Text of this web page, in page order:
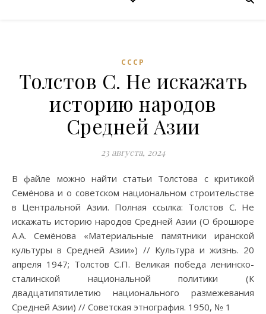
СССР
Толстов С. Не искажать
историю народов
Средней Азии
23 августа, 2024
В файле можно найти статьи Толстова с критикой
Семёнова и о советском национальном строительстве
в Центральной Азии. Полная ссылка: Толстов С. Не
искажать историю народов Средней Азии (О брошюре
А.А. Семёнова «Материальные памятники иранской
культуры в Средней Азии») // Культура и жизнь. 20
апреля 1947; Толстов С.П. Великая победа ленинско-
сталинской национальной политики (К
двадцатипятилетию национального размежевания
Средней Азии) // Советская этнография. 1950, № 1